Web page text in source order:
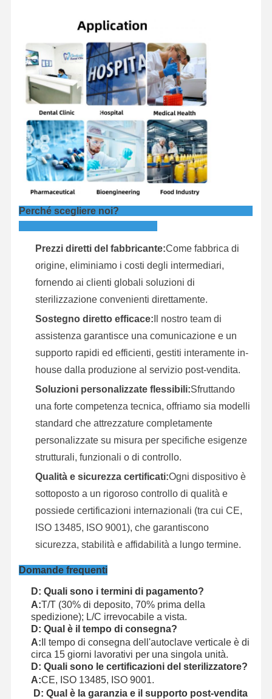
Perché scegliere noi?
Prezzi diretti del fabbricante:Come fabbrica di
origine, eliminiamo i costi degli intermediari,
fornendo ai clienti globali soluzioni di
sterilizzazione convenienti direttamente.
Sostegno diretto efficace: Il nostro team di
assistenza garantisce una comunicazione e un
supporto rapidi ed efficienti, gestiti interamente in-
house dalla produzione al servizio post-vendita.
Soluzioni personalizzate flessibili:Sfruttando
una forte competenza tecnica, offriamo sia modelli
standard che attrezzature completamente
personalizzate su misura per specifiche esigenze
strutturali, funzionali o di controllo.
Qualità e sicurezza certificati:Ogni dispositivo è
sottoposto a un rigoroso controllo di qualità e
possiede certificazioni internazionali (tra cui CE,
ISO 13485, ISO 9001), che garantiscono
sicurezza, stabilità e affidabilità a lungo termine.
Domande frequenti
D: Quali sono i termini di pagamento?
A:T/T (30% di deposito, 70% prima della
spedizione); L/C irrevocabile a vista.
D: Qual è il tempo di consegna?
A: Il tempo di consegna dell'autoclave verticale è di
circa 15 giorni lavorativi per una singola unità.
D: Quali sono le certificazioni del sterilizzatore?
A:CE, ISO 13485, ISO 9001.
D: Qual è la garanzia e il supporto post-vendita